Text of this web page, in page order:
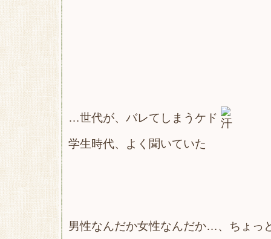
…世代が、バレてしまうケド
学生時代、よく聞いていた
男性なんだか女性なんだか…、ちょっ